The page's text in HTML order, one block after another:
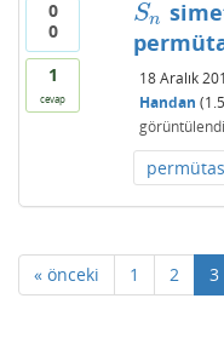
0
0
1
cevap
Sn
Sn
18 Aralık
Handan (
görüntülendi
« önceki 1 2 3